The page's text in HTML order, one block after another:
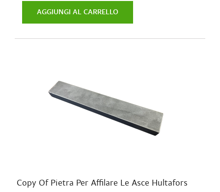
AGGIUNGI AL CARRELLO
Copy Of Pietra Per Affilare Le Asce Hultafors